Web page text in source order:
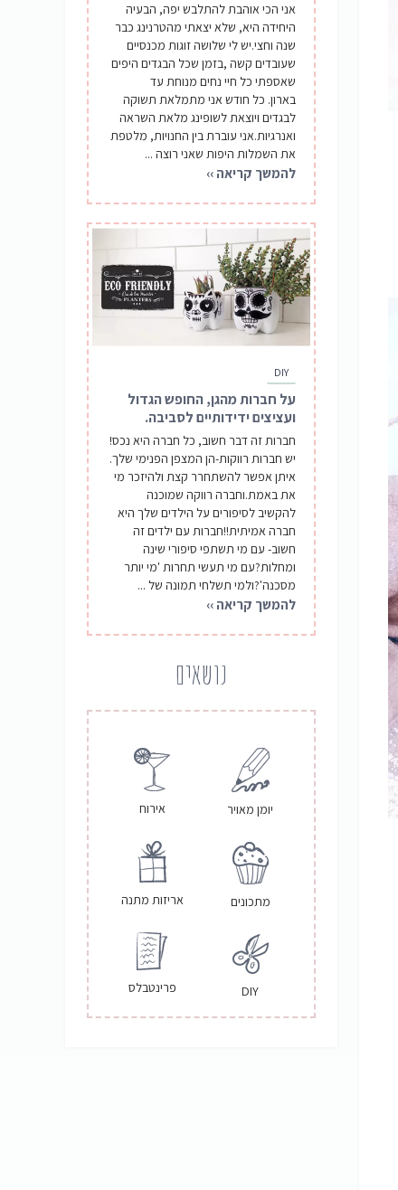
אני הכי אוהבת להתלבש יפה, הבעיה
היחידה היא, שלא יצאתי מהטרנינג כבר
שנה וחצי.יש לי שלושה זוגות מכנסיים
שעובדים קשה ,בזמן שכל הבגדים היפים
שאספתי כל חיי נחים מנוחת עד
בארון. כל חודש אני מתמלאת תשוקה
לבגדים ויוצאת לשופינג מלאת השראה
ואנרגיות.אני עוברת בין החנויות, מלטפת
את השמלות היפות שאני רוצה ...
להמשך קריאה ››
DIY
על חברות מהגן, החופש הגדול
ועציצים ידידותיים לסביבה.
חברות זה דבר חשוב, כל חברה היא נכס!
יש חברות רווקות-הן המצפן הפנימי שלך.
איתן אפשר להשתחרר קצת ולהיזכר מי
את באמת.וחברה רווקה שמוכנה
להקשיב לסיפורים על הילדים שלך היא
חברה אמיתית!!חברות עם ילדים זה
חשוב- עם מי תשתפי סיפורי שינה
ומחלות?עם מי תעשי תחרות 'מי יותר
מסכנה'?ולמי תשלחי תמונה של ...
להמשך קריאה ››
נושאים
יומן מאויר
מתכונים
DIY
אירוח
אריזות מתנה
פרינטבלס